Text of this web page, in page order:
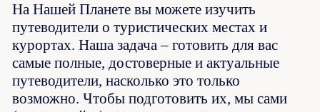
На Нашей Планете вы можете изучить
путеводители о туристических местах и
курортах. Наша задача – готовить для вас
самые полные, достоверные и актуальные
путеводители, насколько это только
возможно. Чтобы подготовить их, мы сами